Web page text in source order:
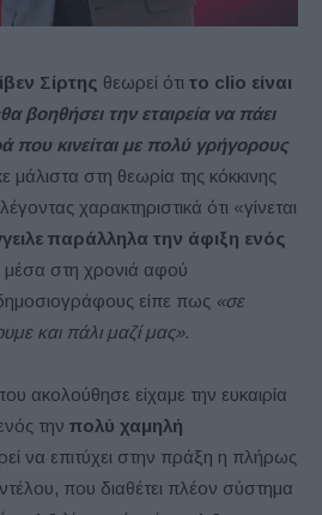
Σίρτης θεωρεί ότι το clio είναι
βοηθήσει την εταιρεία να πάει
που κινείται με πολύ γρήγορους
μάλιστα στη θεωρία της κόκκινης
χαρακτηριστικά ότι «γίνεται
παράλληλα την άφιξη ενός
μέσα στη χρονιά αφού
είπε πως «σε
και πάλι μαζί μας».
ακολούθησε είχαμε την ευκαιρία
την πολύ χαμηλή
να επιτύχει στην πράξη η πλήρως
που διαθέτει πλέον σύστημα